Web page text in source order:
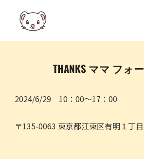
content
THANKS ママ フォ
2024/6/29 10：00～17：00
〒135-0063 東京都江東区有明１丁
ナ
ゲ